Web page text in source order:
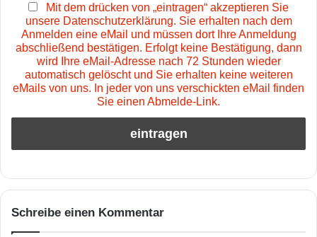
Mit dem drücken von „eintragen“ akzeptieren Sie
unsere Datenschutzerklärung. Sie erhalten nach dem
Anmelden eine eMail und müssen dort Ihre Anmeldung
abschließend bestätigen. Erfolgt keine Bestätigung, dann
wird Ihre eMail-Adresse nach 72 Stunden wieder
automatisch gelöscht und Sie erhalten keine weiteren
eMails von uns. In jeder von uns verschickten eMail finden
Sie einen Abmelde-Link.
Schreibe einen Kommentar